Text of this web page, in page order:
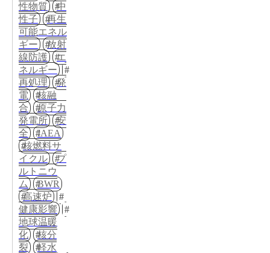
性物質
中
性子
再生
可能エネル
ギー
放射
線防護
エ
ネルギー
再処理
発
電
核融
合
原子力
発電所
安
全
IAEA
核燃料サ
イクル
プ
ルトニウ
ム
BWR
高速炉
健康影響
地球温暖
化
核分
裂
軽水